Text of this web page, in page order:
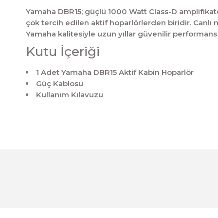
Yamaha DBR15; güçlü 1000 Watt Class-D
çok tercih edilen aktif hoparlörlerden biridir. Canlı
Yamaha kalitesiyle uzun yıllar güvenilir performans
Kutu İçeriği
1 Adet Yamaha DBR15 Aktif Kabin Hoparlör
Güç Kablosu
Kullanım Kılavuzu